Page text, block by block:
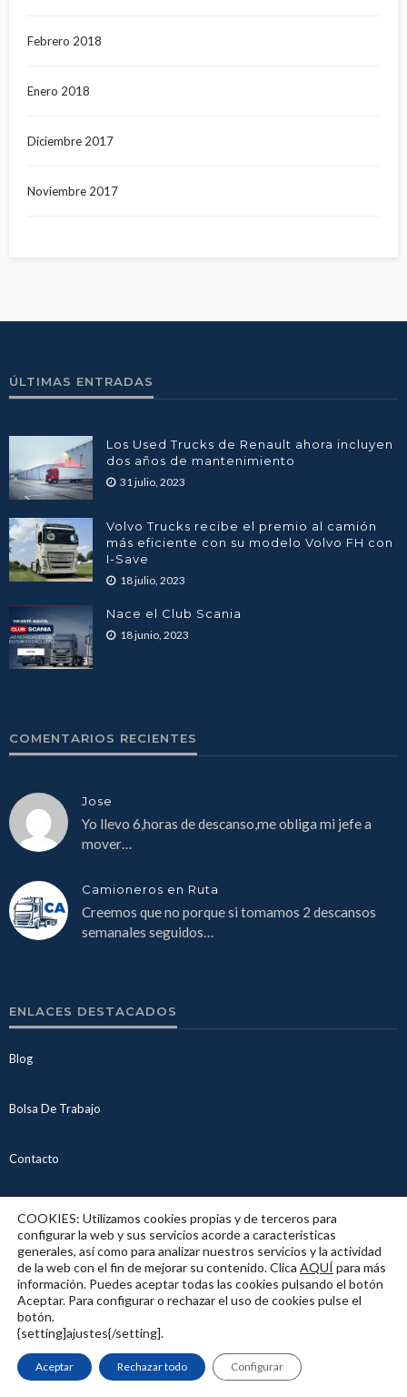
Febrero 2018
Enero 2018
Diciembre 2017
Noviembre 2017
ÚLTIMAS ENTRADAS
Los Used Trucks de Renault ahora incluyen
dos años de mantenimiento
31 julio, 2023
Volvo Trucks recibe el premio al camión
más eficiente con su modelo Volvo FH con
I-Save
18 julio, 2023
Nace el Club Scania
18 junio, 2023
COMENTARIOS RECIENTES
Jose
Yo llevo 6,horas de descanso,me obliga mi jefe a
mover…
Camioneros en Ruta
Creemos que no porque si tomamos 2 descansos
semanales seguidos…
ENLACES DESTACADOS
Blog
Bolsa De Trabajo
Contacto
Mapa Web
Panel De Control De Empleos
Política De Cookies
COOKIES: Utilizamos cookies propias y de terceros para
configurar la web y sus servicios acorde a características
generales, así como para analizar nuestros servicios y la actividad
de la web con el fin de mejorar su contenido. Clica AQUÍpara más
información. Puedes aceptar todas las cookies pulsando el botón
Aceptar. Para configurar o rechazar el uso de cookies pulse el
botón.
{setting]ajustes{/setting].
Aceptar Rechazar todo Configurar